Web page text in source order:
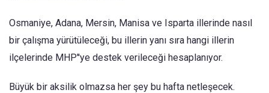
Osmaniye, Adana, Mersin, Manisa ve Isparta illerinde nasıl
bir çalışma yürütüleceği, bu illerin yanı sıra hangi illerin
ilçelerinde MHP''ye destek verileceği hesaplanıyor.
Büyük bir aksilik olmazsa her şey bu hafta netleşecek.